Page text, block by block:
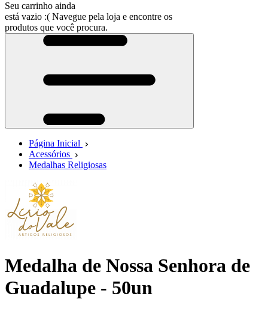
Seu carrinho ainda
está vazio :( Navegue pela loja e encontre os
produtos que você procura.
Página Inicial
Acessórios
Medalhas Religiosas
Medalha de Nossa Senhora de
Guadalupe - 50un